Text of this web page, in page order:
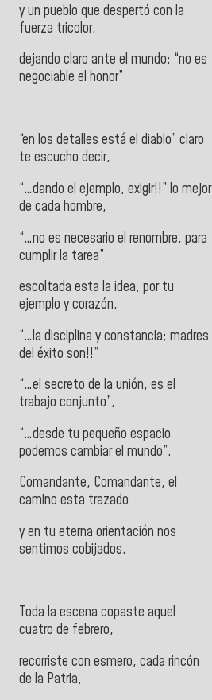
y un pueblo que despertó con la
fuerza tricolor,
dejando claro ante el mundo: “no es
negociable el honor”
“en los detalles está el diablo” claro
te escucho decir,
“…dando el ejemplo, exigir!!” lo mejor
de cada hombre,
“…no es necesario el renombre, para
cumplir la tarea”
escoltada esta la idea, por tu
ejemplo y corazón,
“…la disciplina y constancia; madres
del éxito son!!”
“…el secreto de la unión, es el
trabajo conjunto”,
“…desde tu pequeño espacio
podemos cambiar el mundo”.
Comandante, Comandante, el
camino esta trazado
y en tu eterna orientación nos
sentimos cobijados.
Toda la escena copaste aquel
cuatro de febrero,
recorriste con esmero, cada rincón
de la Patria,